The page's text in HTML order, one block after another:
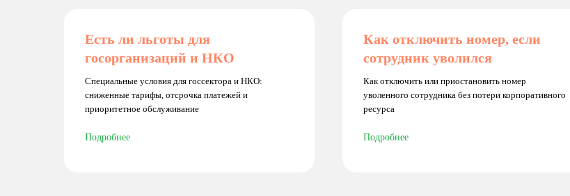
Есть ли льготы для
госорганизаций и НКО
Специальные условия для госсектора и НКО:
сниженные тарифы, отсрочка платежей и
приоритетное обслуживание
Подробнее
Как отключить номер, если
сотрудник уволился
Как отключить или приостановить номер
уволенного сотрудника без потери корпоративного
ресурса
Подробнее